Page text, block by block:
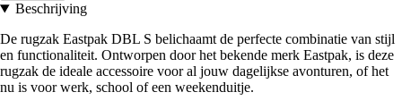
Beschrijving
De rugzak Eastpak DBL S belichaamt de perfecte combinatie van stijl
en functionaliteit. Ontworpen door het bekende merk Eastpak, is deze
rugzak de ideale accessoire voor al jouw dagelijkse avonturen, of het
nu is voor werk, school of een weekenduitje.